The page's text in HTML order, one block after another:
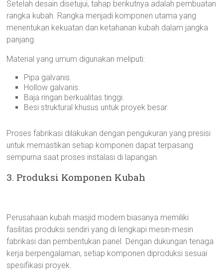
Setelah desain disetujui, tahap berikutnya adalah pembuatan
rangka kubah. Rangka menjadi komponen utama yang
menentukan kekuatan dan ketahanan kubah dalam jangka
panjang.
Material yang umum digunakan meliputi:
Pipa galvanis.
Hollow galvanis.
Baja ringan berkualitas tinggi.
Besi struktural khusus untuk proyek besar.
Proses fabrikasi dilakukan dengan pengukuran yang presisi
untuk memastikan setiap komponen dapat terpasang
sempurna saat proses instalasi di lapangan.
3. Produksi Komponen Kubah
Perusahaan kubah masjid modern biasanya memiliki
fasilitas produksi sendiri yang di lengkapi mesin-mesin
fabrikasi dan pembentukan panel. Dengan dukungan tenaga
kerja berpengalaman, setiap komponen diproduksi sesuai
spesifikasi proyek.